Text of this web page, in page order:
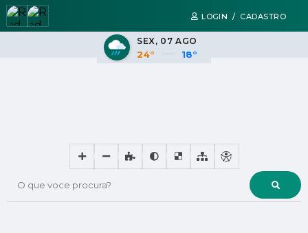
LOGIN / CADASTRO
O que voce procura?
SEX 07 AGO
24° 18°